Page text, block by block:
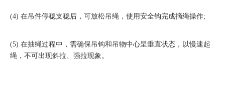
(4) 在吊件停稳支稳后，可放松吊绳，使用安全钩完成摘绳操作;
(5) 在抽绳过程中，需确保吊钩和吊物中心呈垂直状态，以慢速起
绳，不可出现斜拉、强拉现象。